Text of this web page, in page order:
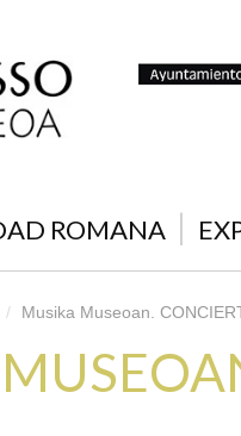
ROMANA
/ Musika Museoan.